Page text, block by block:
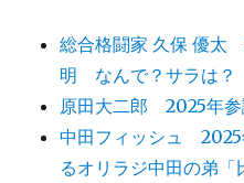
総合格闘家 久保 優太
明 なんで？サラは？
原田大二郎 2025年
中田フィッシュ 2025
るオリラジ中田の弟